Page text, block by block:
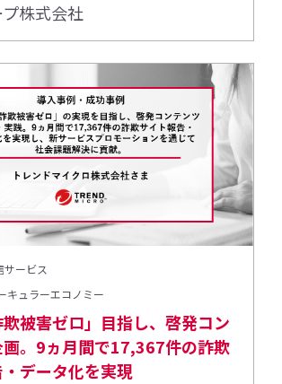
株式会社
サービス
キュラーエコノミー
欺被害ゼロ」目指し、啓発コン
画。9ヵ月間で17,367件の詐欺
データ化を実現